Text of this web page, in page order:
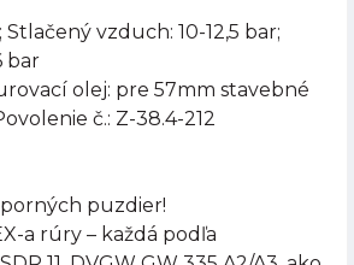
Stlačený vzduch: 10-12,5 bar;
bar
olej: pre 57mm stavebné
č.: Z-38.4-212
puzdier!
a rúry – každá podľa